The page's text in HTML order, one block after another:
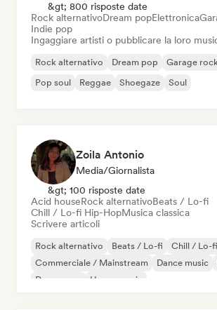
&gt; 800 risposte date
Rock alternativoDream popElettronica
Indie pop
Ingaggiare artisti o pubblicare la loro
Rock alternativo Dream pop Garage
Pop soul
Reggae Shoegaze Soul
Zoila Antonio
Media/Giornalista
&gt; 100 risposte date
Acid houseRock alternativoBeats / Lo-fi
Chill / Lo-fi Hip-HopMusica classica
Scrivere articoli
Rock alternativo Beats / Lo-fi
Chill / Lo-
Commerciale / Mainstream
Dance music
Dream pop
House music